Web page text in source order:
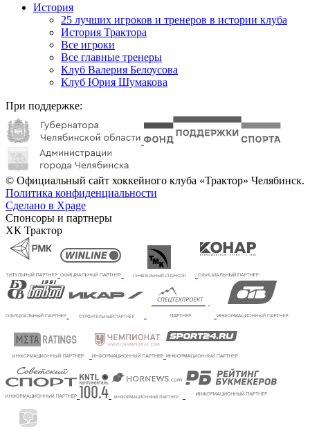
История
25 лучших игроков и тренеров в истории клуба
История Трактора
Все игроки
Все главные тренеры
Клуб Валерия Белоусова
Клуб Юрия Шумакова
При поддержке:
© Официальный сайт хоккейного клуба «Трактор» Челябинск.
Политика конфиденциальности
Сделано в Xpage
Спонсоры и партнеры
ХК Трактор